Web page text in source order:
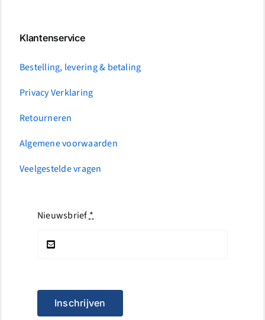
Klantenservice
Bestelling, levering & betaling
Privacy Verklaring
Retourneren
Algemene voorwaarden
Veelgestelde vragen
Nieuwsbrief*
Inschrijven